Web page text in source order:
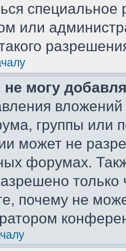
или
могу
группы или
может не
форумах.
почему не